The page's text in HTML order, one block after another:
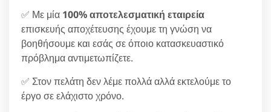
✅ Με μία 100% αποτελεσματική εταιρεία
επισκευής αποχέτευσης έχουμε τη γνώση να
βοηθήσουμε και εσάς σε όποιο κατασκευαστικό
πρόβλημα αντιμετωπίζετε.
✅ Στον πελάτη δεν λέμε πολλά αλλά εκτελούμε το
έργο σε ελάχιστο χρόνο.